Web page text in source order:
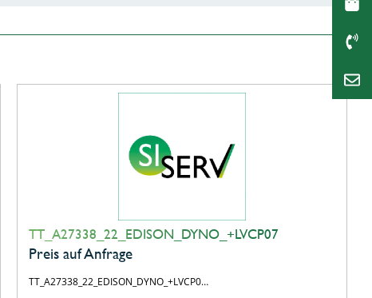
TT_A27338_22_EDISON_DYNO_+LVCP07
Preis auf Anfrage
TT_A27338_22_EDISON_DYNO_+LVCP0…